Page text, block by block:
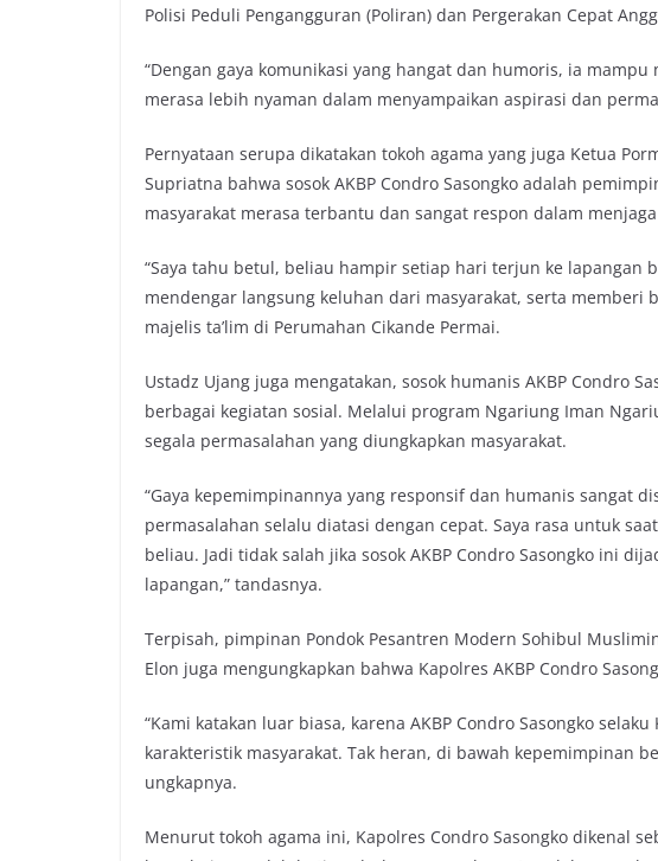
Polisi Peduli Pengangguran (Poliran) dan Pergerakan Cepat
“Dengan gaya komunikasi yang hangat dan humoris, ia
merasa lebih nyaman dalam menyampaikan aspirasi dan
Pernyataan serupa dikatakan tokoh agama yang juga Ketua
Supriatna bahwa sosok AKBP Condro Sasongko adalah
masyarakat merasa terbantu dan sangat respon dalam
“Saya tahu betul, beliau hampir setiap hari terjun ke lapangan
mendengar langsung keluhan dari masyarakat, serta memberi
majelis ta’lim di Perumahan Cikande Permai.
Ustadz Ujang juga mengatakan, sosok humanis AKBP Condro
berbagai kegiatan sosial. Melalui program Ngariung Iman
segala permasalahan yang diungkapkan masyarakat.
“Gaya kepemimpinannya yang responsif dan humanis sangat
permasalahan selalu diatasi dengan cepat. Saya rasa untuk
beliau. Jadi tidak salah jika sosok AKBP Condro Sasongko ini
lapangan,” tandasnya.
Terpisah, pimpinan Pondok Pesantren Modern Sohibul
Elon juga mengungkapkan bahwa Kapolres AKBP Condro
“Kami katakan luar biasa, karena AKBP Condro Sasongko
karakteristik masyarakat. Tak heran, di bawah kepemimpinan
ungkapnya.
Menurut tokoh agama ini, Kapolres Condro Sasongko dikenal